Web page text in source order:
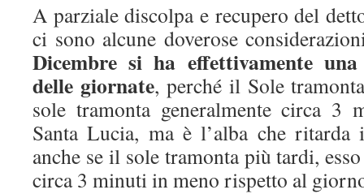
A parziale discolpa e recupero del
ci sono alcune doverose
Dicembre si ha effettivamente
delle giornate, perché il Sole
sole tramonta generalmente circa 3
Santa Lucia, ma è l’alba che
anche se il sole tramonta più tardi,
circa 3 minuti in meno rispetto al